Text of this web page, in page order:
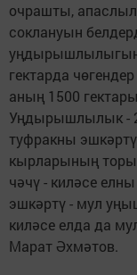
очрашты,
соклануын
гектарда
аның 1500
Уңдырышлылык -
туфракны
кырларының
чәчү - киләсе
эшкәртү - мул
киләсе елда да
Марат Әхмәтов.